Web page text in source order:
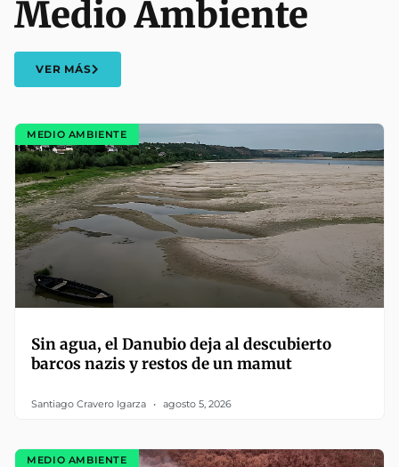
Medio Ambiente
VER MÁS
MEDIO AMBIENTE
Sin agua, el Danubio deja al descubierto
barcos nazis y restos de un mamut
Santiago Cravero Igarza agosto 5, 2026
MEDIO AMBIENTE